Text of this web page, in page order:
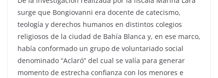
surge que Bongiovanni era docente de catecismo,
teología y derechos humanos en distintos colegios
religiosos de la ciudad de Bahía Blanca y, en ese marco,
había conformado un grupo de voluntariado social
denominado “Aclaró” del cual se valía para generar
momento de estrecha confianza con los menores e